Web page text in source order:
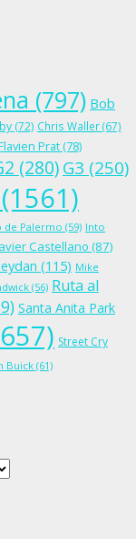
(797) Bob
(72) Chris Waller(67)
Prat (78)
(280)G3 (250)
(1561)
Palermo (59) Into
Castellano (87)
(115) Mike
(56) Ruta al
Santa Anita Park
Street Cry
Buick (61)